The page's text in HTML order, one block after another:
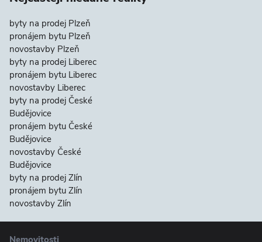
byty na prodej Plzeň
pronájem bytu Plzeň
novostavby Plzeň
byty na prodej Liberec
pronájem bytu Liberec
novostavby Liberec
byty na prodej České
Budějovice
pronájem bytu České
Budějovice
novostavby České
Budějovice
byty na prodej Zlín
pronájem bytu Zlín
novostavby Zlín
Nemovitosti